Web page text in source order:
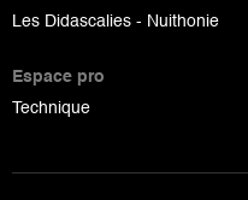
Les Didascalies - Nuithonie
Espace pro
Technique